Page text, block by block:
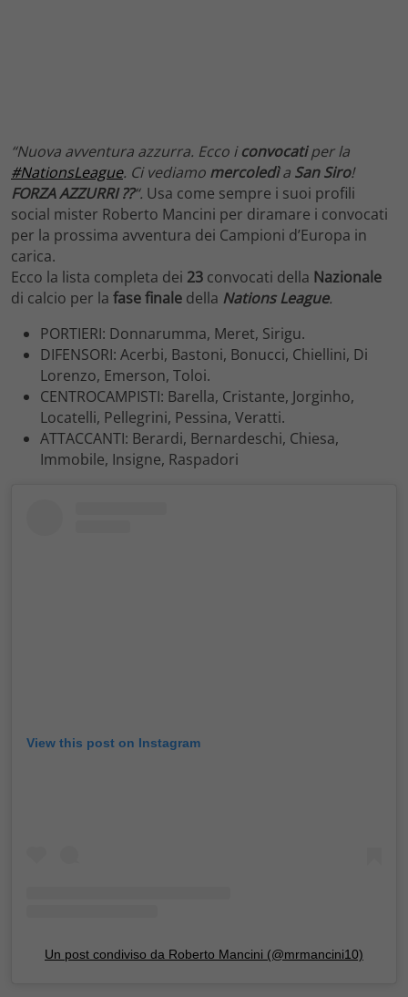
“Nuova avventura azzurra. Ecco iconvocatiper la
#NationsLeague. Ci vediamo mercoledìa San Siro!
FORZA AZZURRI ??“. Usa come sempre i suoi profili
social mister Roberto Mancini per diramare i convocati
per la prossima avventura dei Campioni d’Europa in
carica.
Ecco la lista completa dei 23 convocati della Nazionale
di calcio per la fase finale della Nations League.
PORTIERI: Donnarumma, Meret, Sirigu.
DIFENSORI: Acerbi, Bastoni, Bonucci, Chiellini, Di
Lorenzo, Emerson, Toloi.
CENTROCAMPISTI: Barella, Cristante, Jorginho,
Locatelli, Pellegrini, Pessina, Veratti.
ATTACCANTI: Berardi, Bernardeschi, Chiesa,
Immobile, Insigne, Raspadori
View this post on Instagram
Un post condiviso da Roberto Mancini (@mrmancini10)